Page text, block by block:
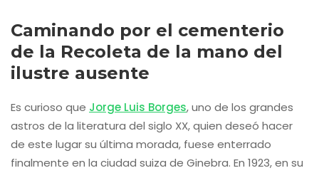
Caminando por el cementerio
de la Recoleta de la mano del
ilustre ausente
Es curioso que Jorge Luis Borges, uno de los grandes
astros de la literatura del siglo XX, quien deseó hacer
de este lugar su última morada, fuese enterrado
finalmente en la ciudad suiza de Ginebra. En 1923, en su